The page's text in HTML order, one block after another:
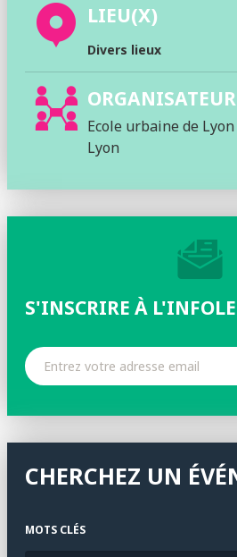
LIEU(X)
Divers lieux
Ecole urbaine de
Lyon
S'INSCRIRE À
CHERCHEZ UN
MOTS CLÉS